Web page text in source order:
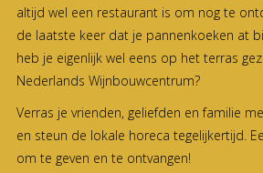
altijd wel een restaurant is om nog te
de laatste keer dat je pannenkoeken at
heb je eigenlijk wel eens op het terras
Nederlands Wijnbouwcentrum?
Verras je vrienden, geliefden en familie
en steun de lokale horeca tegelijkertijd.
om te geven en te ontvangen!